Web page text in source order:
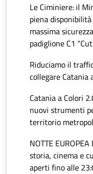
Le Ciminiere: il
piena
massima
padiglione C1
Riduciamo il
collegare Catania
Catania a Colori
nuovi strumenti
territorio
NOTTE
storia, cinema e
aperti fino alle